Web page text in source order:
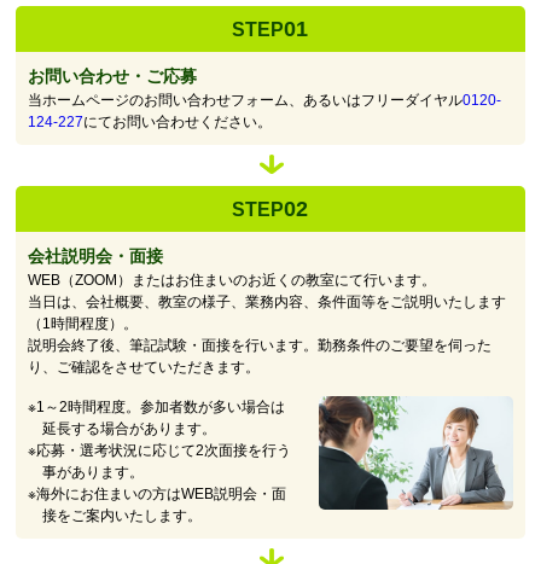
STEP01
お問い合わせ・ご応募
当ホームページのお問い合わせフォーム、あるいはフリーダイヤル0120-
124-227にてお問い合わせください。
STEP02
会社説明会・面接
WEB（ZOOM）またはお住まいのお近くの教室にて行います。
当日は、会社概要、教室の様子、業務内容、条件面等をご説明いたします
（1時間程度）。
説明会終了後、筆記試験・面接を行います。勤務条件のご要望を伺った
り、ご確認をさせていただきます。
※1～2時間程度。参加者数が多い場合は
延長する場合があります。
※応募・選考状況に応じて2次面接を行う
事があります。
※海外にお住まいの方はWEB説明会・面
接をご案内いたします。